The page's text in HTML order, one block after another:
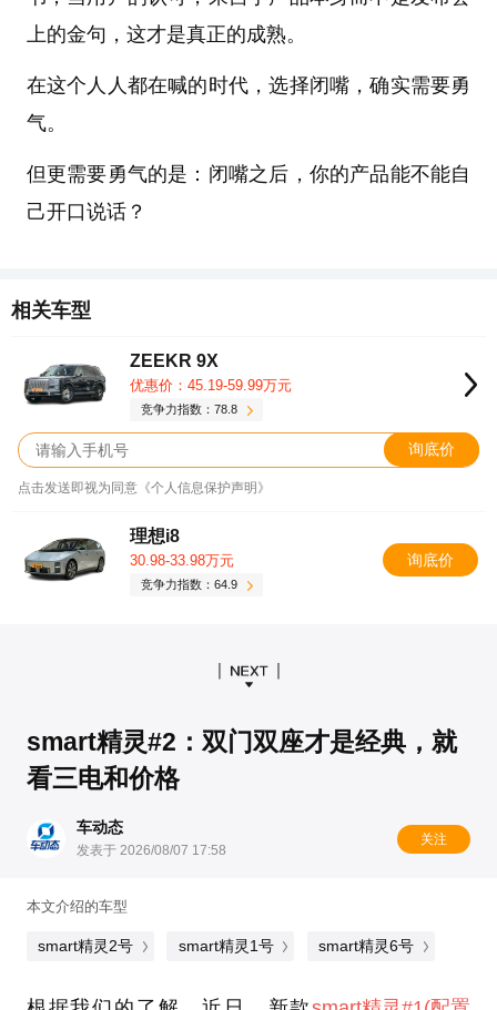
上的金句，这才是真正的成熟。
在这个人人都在喊的时代，选择闭嘴，确实需要勇
气。
但更需要勇气的是：闭嘴之后，你的产品能不能自
己开口说话？
相关车型
ZEEKR 9X
优惠价：45.19-59.99万元
竞争力指数：78.8
询底价
点击发送即视为同意《个人信息保护声明》
理想i8
30.98-33.98万元
竞争力指数：64.9
询底价
smart精灵#2：双门双座才是经典，就
看三电和价格
车动态
发表于 2026/08/07 17:58
关注
本文介绍的车型
smart精灵2号 smart精灵1号 smart精灵6号